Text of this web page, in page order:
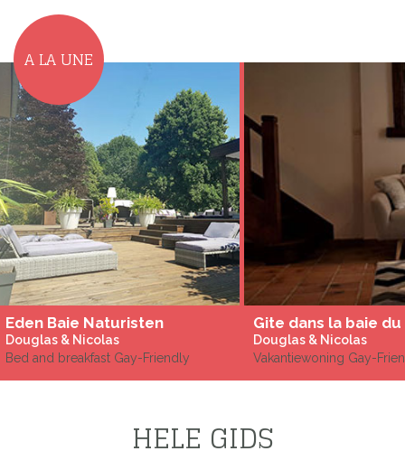
A LA UNE
Eden Baie Naturisten
Douglas & Nicolas
Bed and breakfast Gay-Friendly
Douglas & Nicolas
Vakantiewoning Gay-
HELE GIDS